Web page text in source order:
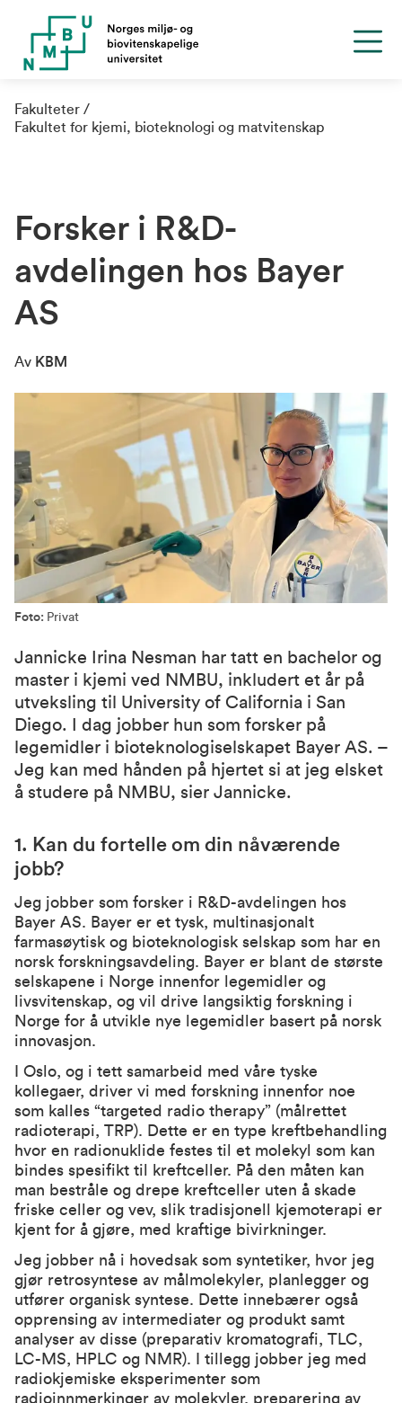
Fakulteter
Fakultet for kjemi, bioteknologi og matvitenskap
Forsker i R&D-
avdelingen hos Bayer
AS
Av KBM
Foto: Privat
Jannicke Irina Nesman har tatt en bachelor og
master i kjemi ved NMBU, inkludert et år på
utveksling til University of California i San
Diego. I dag jobber hun som forsker på
legemidler i bioteknologiselskapet Bayer AS. –
Jeg kan med hånden på hjertet si at jeg elsket
å studere på NMBU, sier Jannicke.
1. Kan du fortelle om din nåværende
jobb?
Jeg jobber som forsker i R&D-avdelingen hos
Bayer AS. Bayer er et tysk, multinasjonalt
farmasøytisk og bioteknologisk selskap som har en
norsk forskningsavdeling. Bayer er blant de største
selskapene i Norge innenfor legemidler og
livsvitenskap, og vil drive langsiktig forskning i
Norge for å utvikle nye legemidler basert på norsk
innovasjon.
I Oslo, og i tett samarbeid med våre tyske
kollegaer, driver vi med forskning innenfor noe
som kalles “targeted radio therapy” (målrettet
radioterapi, TRP). Dette er en type kreftbehandling
hvor en radionuklide festes til et molekyl som kan
bindes spesifikt til kreftceller. På den måten kan
man bestråle og drepe kreftceller uten å skade
friske celler og vev, slik tradisjonell kjemoterapi er
kjent for å gjøre, med kraftige bivirkninger.
Jeg jobber nå i hovedsak som syntetiker, hvor jeg
gjør retrosyntese av målmolekyler, planlegger og
utfører organisk syntese. Dette innebærer også
opprensing av intermediater og produkt samt
analyser av disse (preparativ kromatografi, TLC,
LC-MS, HPLC og NMR). I tillegg jobber jeg med
radiokjemiske eksperimenter som
radioinnmerkinger av molekyler, preparering av